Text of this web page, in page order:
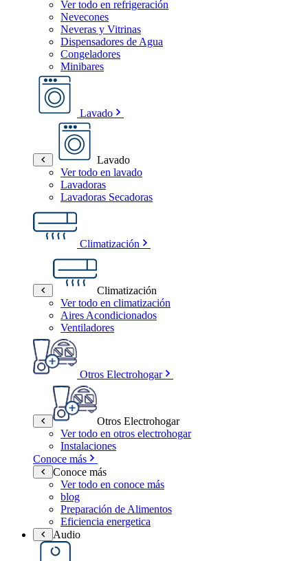
Ver todo en refrigeración
Nevecones
Neveras y Vitrinas
Dispensadores de Agua
Congeladores
Minibares
Lavado
Lavado
Ver todo en lavado
Lavadoras
Lavadoras Secadoras
Climatización
Climatización
Ver todo en climatización
Aires Acondicionados
Ventiladores
Otros Electrohogar
Otros Electrohogar
Ver todo en otros electrohogar
Instalaciones
Conoce más
Conoce más
Ver todo en conoce más
blog
Preparación de Alimentos
Eficiencia energetica
Audio